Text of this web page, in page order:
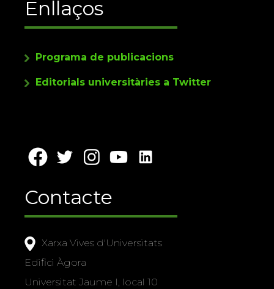
Enllaços
Programa de publicacions
Editorials universitàries a Twitter
Contacte
Xarxa Vives d'Universitats
Edifici Àgora
Universitat Jaume I, local 10